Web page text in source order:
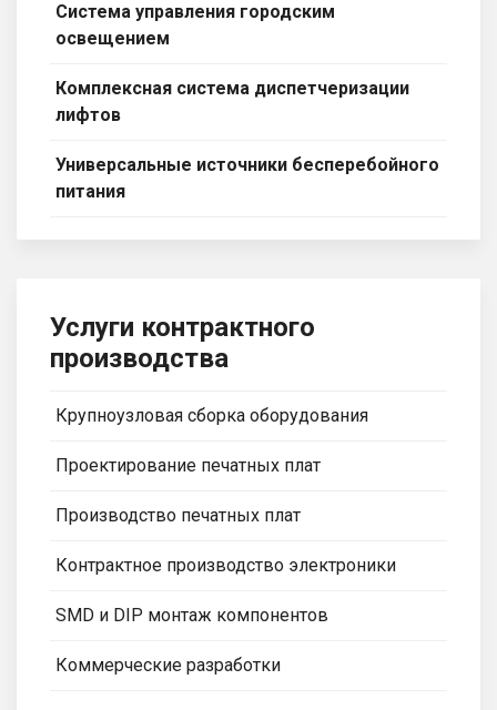
Система управления городским
освещением
Комплексная система диспетчеризации
лифтов
Универсальные источники бесперебойного
питания
Услуги контрактного
производства
Крупноузловая сборка оборудования
Проектирование печатных плат
Производство печатных плат
Контрактное производство электроники
SMD и DIP монтаж компонентов
Коммерческие разработки